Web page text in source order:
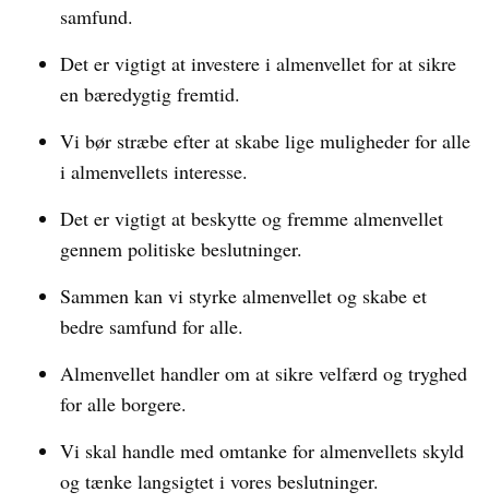
samfund.
Det er vigtigt at investere i almenvellet for at sikre
en bæredygtig fremtid.
Vi bør stræbe efter at skabe lige muligheder for alle
i almenvellets interesse.
Det er vigtigt at beskytte og fremme almenvellet
gennem politiske beslutninger.
Sammen kan vi styrke almenvellet og skabe et
bedre samfund for alle.
Almenvellet handler om at sikre velfærd og tryghed
for alle borgere.
Vi skal handle med omtanke for almenvellets skyld
og tænke langsigtet i vores beslutninger.